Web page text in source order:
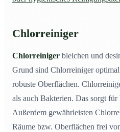
Chlorreiniger
Chlorreiniger bleichen und
Grund sind Chlorreiniger
robuste Oberflächen.
als auch Bakterien. Das sorgt für
Außerdem gewährleisten
Räume bzw. Oberflächen frei